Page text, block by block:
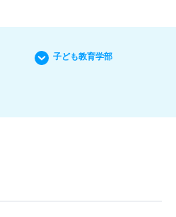
子ども教育学部